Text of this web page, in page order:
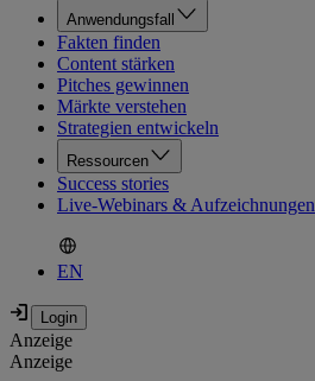
Anwendungsfall
Fakten finden
Content stärken
Pitches gewinnen
Märkte verstehen
Strategien entwickeln
Ressourcen
Success stories
Live-Webinars & Aufzeichnungen
EN
Anzeige
Anzeige